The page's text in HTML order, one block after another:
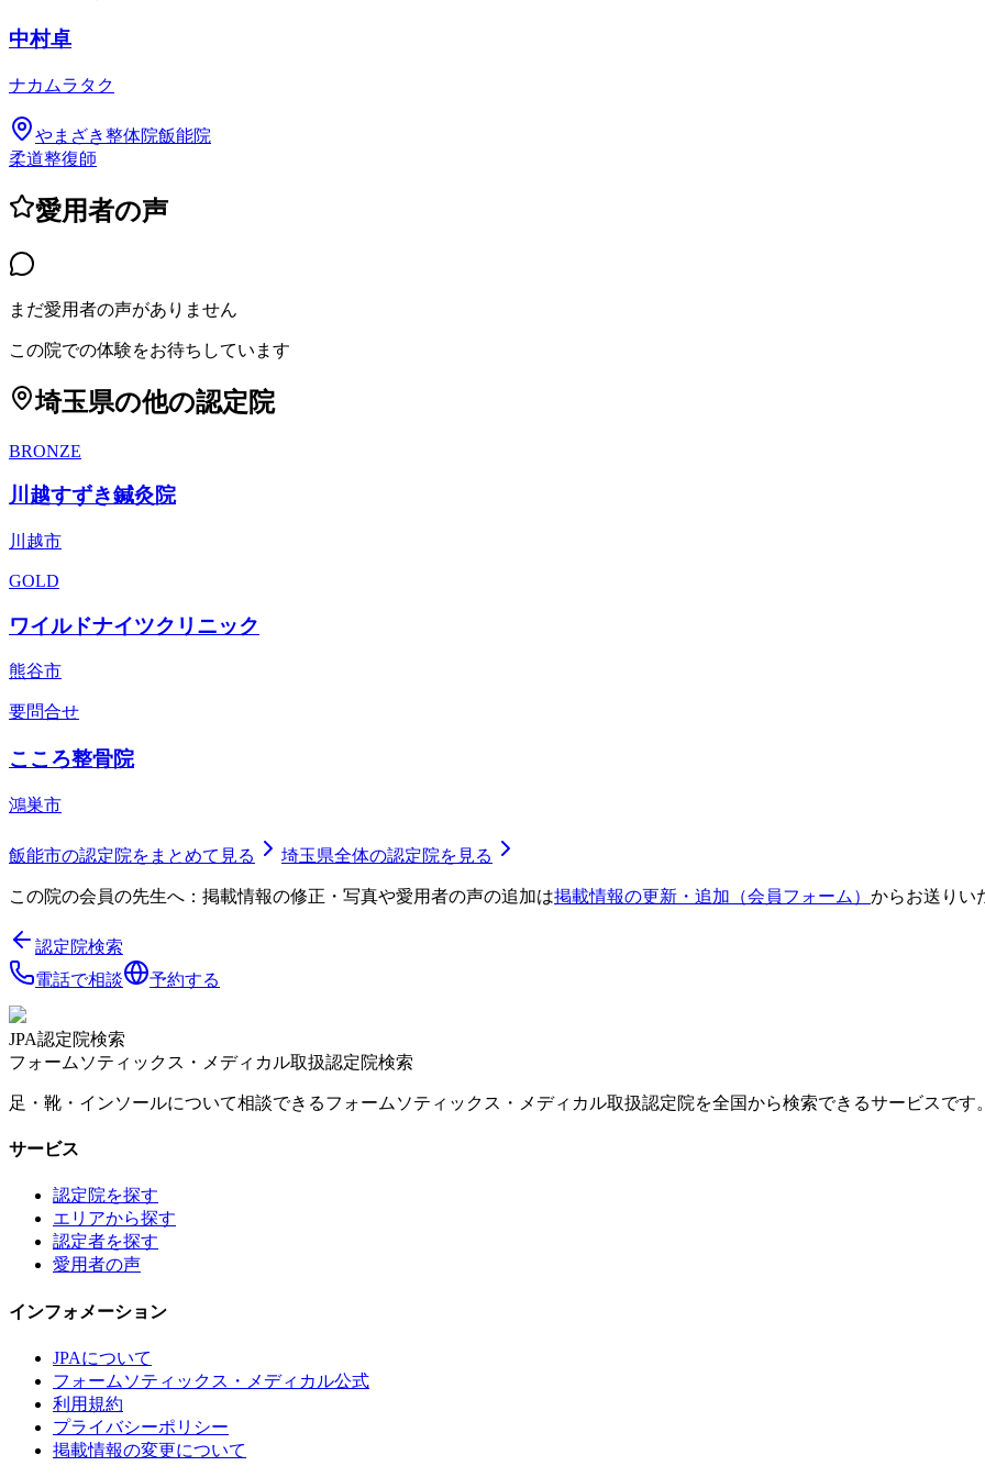
中村卓
ナカムラタク
やまざき整体院飯能院
柔道整復師
愛用者の声
まだ愛用者の声がありません
この院での体験をお待ちしています
埼玉県の他の認定院
BRONZE
川越すずき鍼灸院
川越市
GOLD
ワイルドナイツクリニック
熊谷市
要問合せ
こころ整骨院
鴻巣市
飯能市の認定院をまとめて見る 埼玉県全体の認定院を見る
この院の会員の先生へ：掲載情報の修正・写真や愛用者の声の追加は掲載情報の更新・追加（会員フォーム） からお送りい
認定院検索
電話で相談
予約する
JPA認定院検索
フォームソティックス・メディカル取扱認定院検索
足・靴・インソールについて相談できるフォームソティックス・メディカル取扱認定院を全国から検索できるサービスです。
サービス
認定院を探す
エリアから探す
認定者を探す
愛用者の声
インフォメーション
JPAについて
フォームソティックス・メディカル公式
利用規約
プライバシーポリシー
掲載情報の変更について